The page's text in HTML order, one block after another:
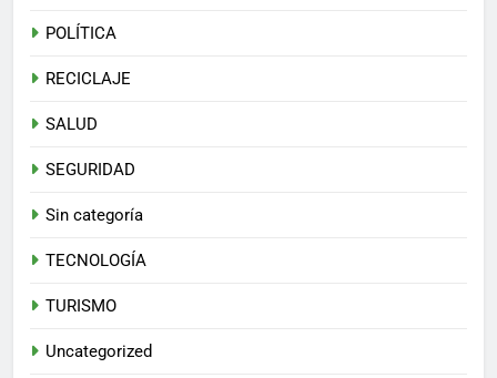
POLÍTICA
RECICLAJE
SALUD
SEGURIDAD
Sin categoría
TECNOLOGÍA
TURISMO
Uncategorized